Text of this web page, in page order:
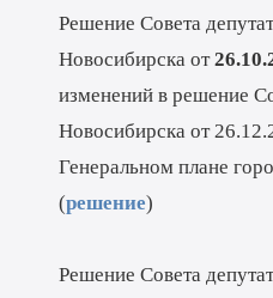
Решение Совета
Новосибирска от
изменений в решение
Новосибирска от
Генеральном плане
(решение)
Решение Совета